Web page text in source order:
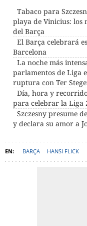
Tabaco para
playa de Vinicius: los
del Barça
El Barça celebrará
Barcelona
La noche más
parlamentos de Liga
ruptura con Ter
Día, hora y
para celebrar la Liga
Szczesny presume
y declara su amor a
BARÇA HANSI FLICK